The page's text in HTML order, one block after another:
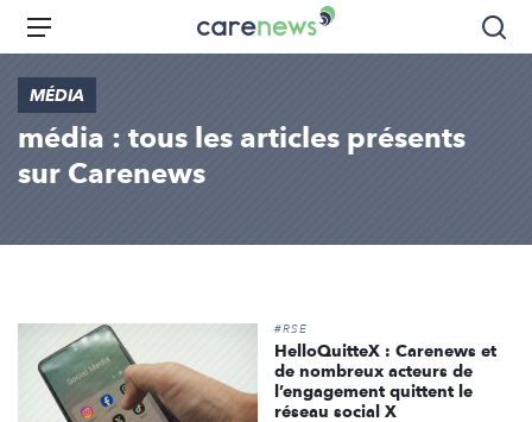
Aller
principal
Carenews,
Le
acteurs
l'engagement
Menu
MÉDIA
média : tous les articles présents
sur Carenews
#RSE
HelloQuitteX : Carenews et
de nombreux acteurs de
l’engagement quittent le
réseau social X